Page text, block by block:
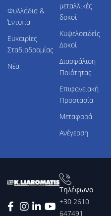
Φυλλάδια &
Έντυπα
Ευκαιρίες
Σταδιοδρομίας
Νέα
μεταλλικές
δοκοί
Κυψελοειδείς
Δοκοί
Διασφάλιση
Ποιότητας
Επιφανειακή
Προστασία
Μεταφορά
Ανέγερση
Τηλέφωνο
+30 2610
647491